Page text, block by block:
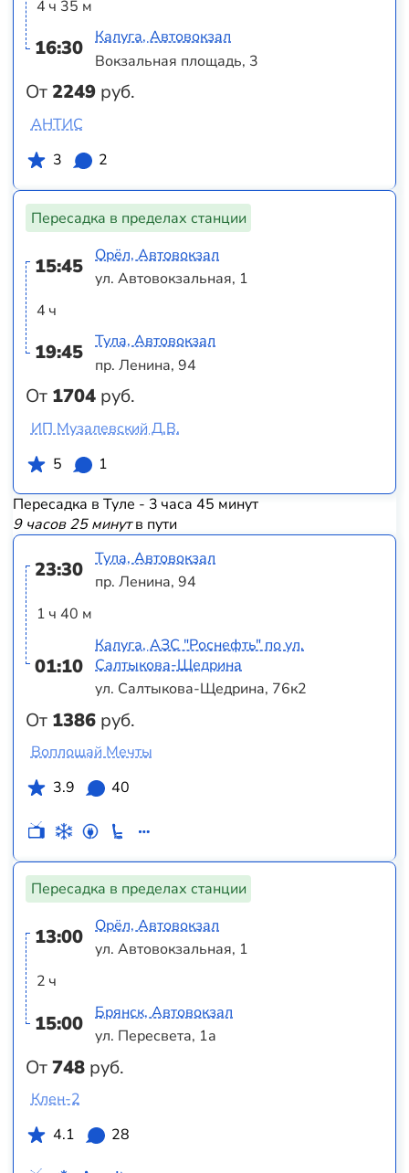
4 ч 35 м
16:30
От2249 руб.
Калуга, Автовокзал
Вокзальная площадь, 3
АНТИС
3
2
Пересадка в пределах станции
15:45
4 ч
19:45
От 1704 руб.
Орёл, Автовокзал
ул. Автовокзальная, 1
Тула, Автовокзал
пр. Ленина, 94
ИП Музалевский Д.В.
5
1
Пересадка в Туле - 3 часа 45 минут
9 часов 25 минутв пути
23:30
1 ч 40 м
01:10
От 1386 руб.
Тула, Автовокзал
пр. Ленина, 94
Калуга, АЗС "Роснефть" по ул.
Салтыкова-Щедрина
ул. Салтыкова-Щедрина, 76к2
Воплощай Мечты
3.9
40
Пересадка в пределах станции
13:00
2 ч
15:00
От748 руб.
Орёл, Автовокзал
ул. Автовокзальная, 1
Брянск, Автовокзал
ул. Пересвета, 1а
Клен-2
4.1
28